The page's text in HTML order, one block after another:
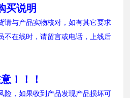
买说明
请与产品实物核对，如有其它要求
不在线时，请留言或电话，上线后
！！！
险，如果收到产品发现产品损坏可